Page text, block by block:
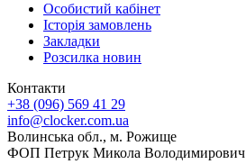
Особистий кабінет
Історія замовлень
Закладки
Розсилка новин
Контакти
+38 (096) 569 41 29
info@clocker.com.ua
Волинська обл., м. Рожище
ФОП Петрук Микола Володимирович